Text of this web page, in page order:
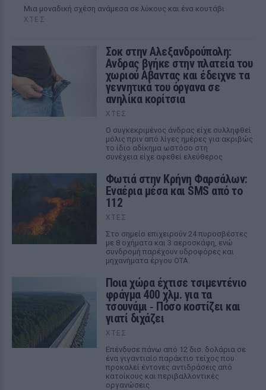
Μια μοναδική σχέση ανάμεσα σε λύκους και ένα κουτάβι
ΧΤΕΣ
Σοκ στην Αλεξανδρούπολη:
Ανδρας βγήκε στην πλατεία του
χωριού Αβαντας και έδειχνε τα
γεννητικά του όργανα σε
ανηλίκα κορίτσια
ΧΤΕΣ
Ο συγκεκριμένος άνδρας είχε συλληφθεί
μόλις πριν από λίγες ημέρες για ακριβώς
το ίδιο αδίκημα ωστόσο στη
συνέχεια είχε αφεθεί ελεύθερος
Φωτιά στην Κρήνη Φαρσάλων:
Εναέρια μέσα και SMS από το
112
ΧΤΕΣ
Στο σημείο επιχειρούν 24 πυροσβέστες
με 8 οχήματα και 3 αεροσκάφη, ενώ
συνδρομή παρέχουν υδροφόρες και
μηχανήματα έργου ΟΤΑ.
Ποια χώρα έχτισε τσιμεντένιο
φράγμα 400 χλμ. για τα
τσουνάμι ‑ Πόσο κοστίζει και
γιατί διχάζει
ΧΤΕΣ
Επένδυσε πάνω από 12 δισ. δολάρια σε
ένα γιγαντιαίο παράκτιο τείχος που
προκαλεί έντονες αντιδράσεις από
κατοίκους και περιβαλλοντικές
οργανώσεις